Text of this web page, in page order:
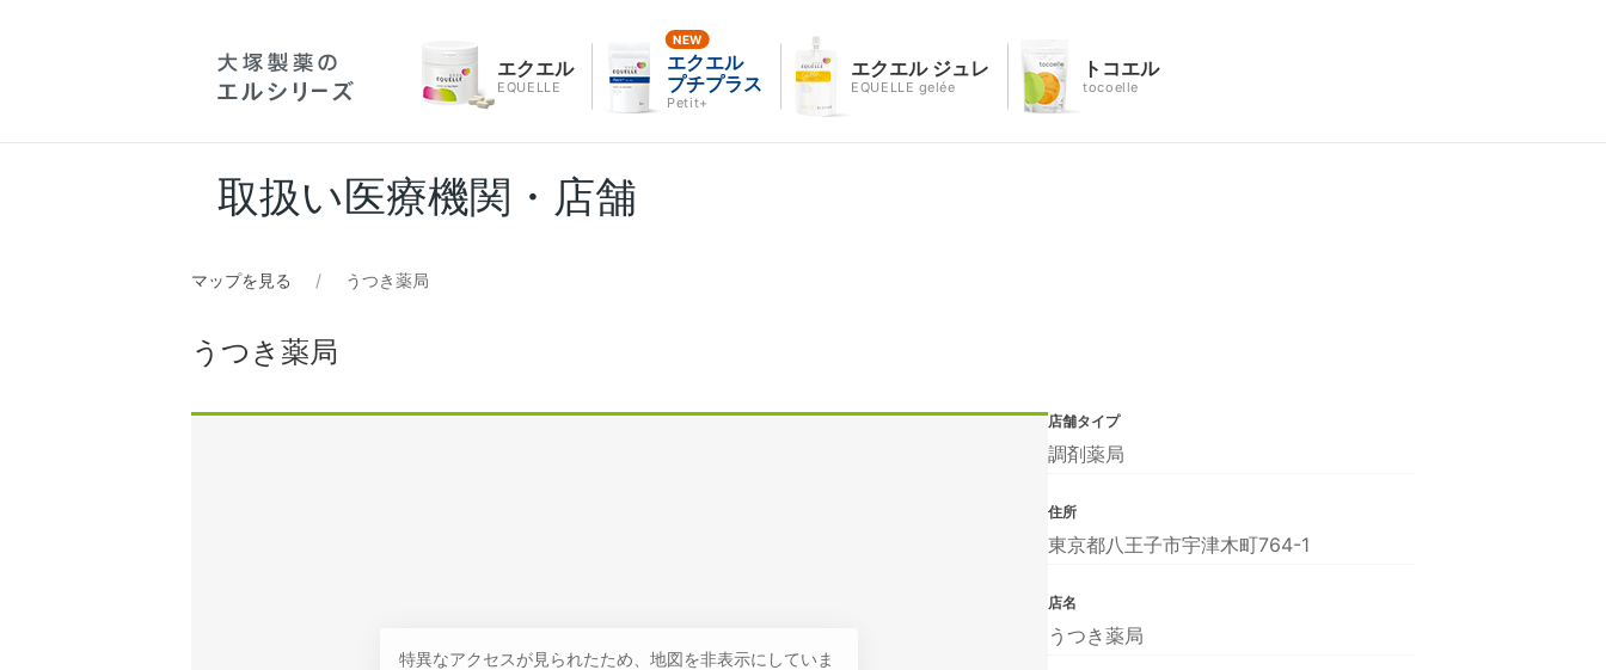
エクエル
EQUELLE
エクエル
プチプラス
Petit+
エクエル ジュレ
EQUELLE gelée
トコエル
tocoelle
取扱い医療機関・店舗
マップを見る うつき薬局
うつき薬局
特異なアクセスが見られたため、地図を非表示にしていま
店舗タイプ
調剤薬局
住所
東京都八王子市宇津木町764-1
店名
うつき薬局